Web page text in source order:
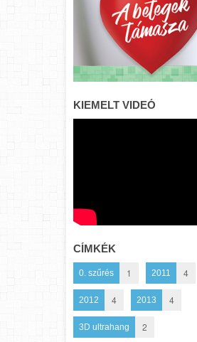
KIEMELT VIDEÓ
CÍMKÉK
0. szűrés 1 2011 4
2012 4 2013 4
3D ultrahang 2